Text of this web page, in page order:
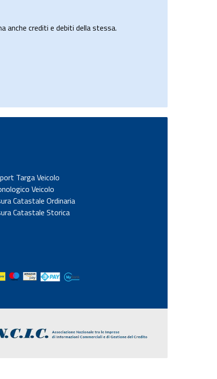
anche crediti e debiti della stessa.
Targa Veicolo
Veicolo
Catastale Ordinaria
Catastale Storica